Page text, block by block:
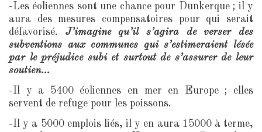
-Les éoliennes sont une chance pour Dunkerque ; il y
aura des mesures compensatoires pour qui serait
défavorisé. J’imagine qu’il s’agira de verser des
subventions aux communes qui s’estimeraient lésée
par le préjudice subi et surtout de s’assurer de leur
soutien…
-Il y a 5400 éoliennes en mer en Europe ; elles
servent de refuge pour les poissons.
-Il y a 5000 emplois liés, il y en aura 15000 à terme,